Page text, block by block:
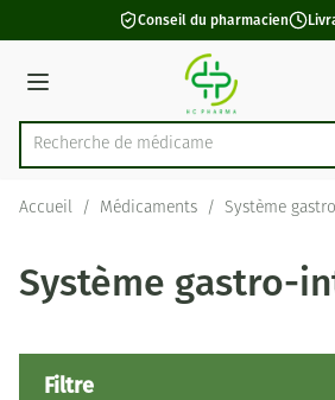
Aller au contenu
1 de 1Conseil du pharmacien
Menu
Rechercher
Accueil / Médicaments / Système
Système gastro-
Filtre